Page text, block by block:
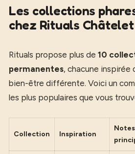
Les collections
chez Rituals Châtelet
Rituals propose plus de 10
permanentes, chacune inspirée
bien-être différente. Voici un
les plus populaires que vous
Collection Inspiration
Notes